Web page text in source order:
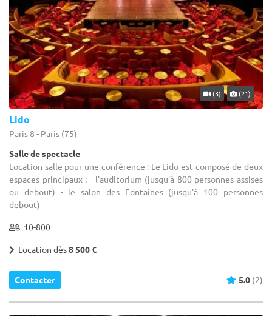
(3) (21)
Lido
Paris 8 - Paris (75)
Salle de spectacle
Location salle pour une conférence : Le Lido est composé de deux
espaces principaux : - l'auditorium (jusqu'à 800 personnes assises
ou debout) - le salon des Fontaines (jusqu'à 100 personnes
debout)
10-800
Location dès8 500 €
Contacter 5.0 (2)